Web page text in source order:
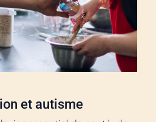
et autisme